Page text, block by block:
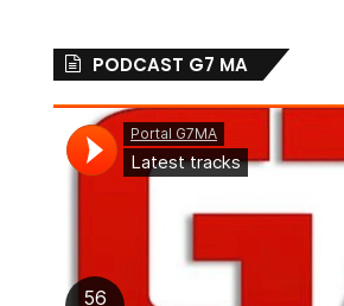
PODCAST G7 MA